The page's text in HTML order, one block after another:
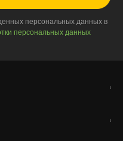
персональных данных в
персональных данных